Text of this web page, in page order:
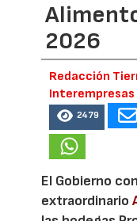
2026
Redacción
Interempresas
2479
El Gobierno
extraordinario